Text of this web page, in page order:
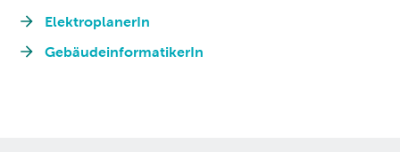
ElektroplanerIn
GebäudeinformatikerIn